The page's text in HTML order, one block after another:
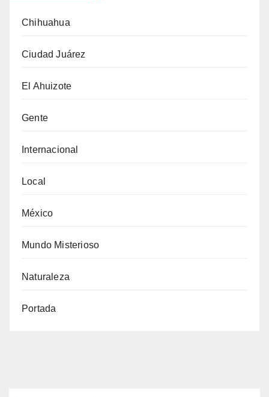
Chihuahua
Ciudad Juárez
El Ahuizote
Gente
Internacional
Local
México
Mundo Misterioso
Naturaleza
Portada